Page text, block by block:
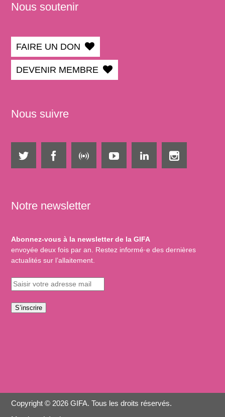
Nous soutenir
FAIRE UN DON
DEVENIR MEMBRE
Nous suivre
Notre newsletter
Abonnez-vous à la newsletter de la GIFA
envoyée deux fois par an. Restez informé·e des dernières
actualités sur l’allaitement.
S’inscrire
Copyright © 2026 GIFA. Tous les droits réservés.